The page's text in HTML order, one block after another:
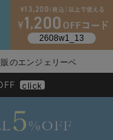
のエンジェリーベ
上で送料無料
click